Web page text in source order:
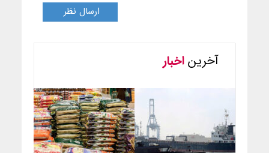
آخریناخبار